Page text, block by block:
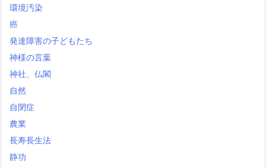
環境汚染
癌
発達障害の子どもたち
神様の言葉
神社、仏閣
自然
自閉症
農業
長寿長生法
静功